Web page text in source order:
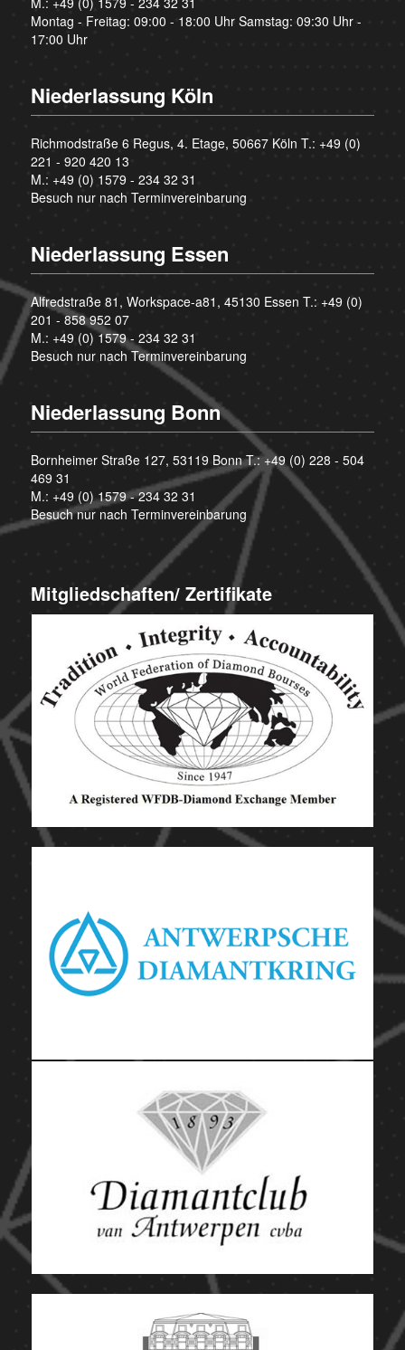
Montag - Freitag: 09:00 - 18:00 Uhr Samstag: 09:30 Uhr -
17:00 Uhr
Niederlassung Köln
Richmodstraße 6 Regus, 4. Etage, 50667 Köln T.: +49 (0)
221 - 920 420 13
M.: +49 (0) 1579 - 234 32 31
Besuch nur nach Terminvereinbarung
Niederlassung Essen
Alfredstraße 81, Workspace-a81, 45130 Essen T.: +49 (0)
201 - 858 952 07
M.: +49 (0) 1579 - 234 32 31
Besuch nur nach Terminvereinbarung
Niederlassung Bonn
Bornheimer Straße 127, 53119 Bonn T.:+49 (0) 228 - 504
469 31
M.: +49 (0) 1579 - 234 32 31
Besuch nur nach Terminvereinbarung
Mitgliedschaften/ Zertifikate